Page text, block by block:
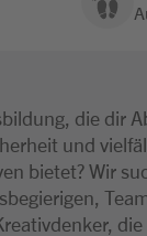
die dir
und
bietet? Wir